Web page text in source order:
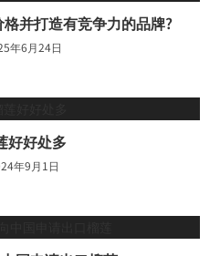
并打造有竞争力的品牌?
年6月24日
好好处多
年9月1日